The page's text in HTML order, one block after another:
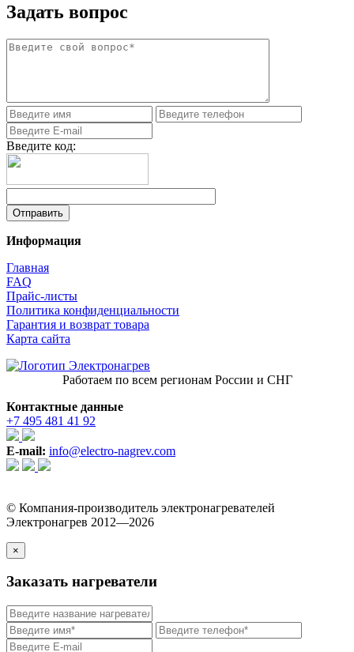
Задать вопрос
Введите код:
Информация
Главная
FAQ
Прайс-листы
Политика конфиденциальности
Гарантия и возврат товара
Карта сайта
Работаем по всем регионам России и СНГ
Контактные данные
+7 495 481 41 92
E-mail: info@electro-nagrev.com
© Компания-производитель электронагревателей
Электронагрев 2012—2026
×
Заказать нагреватели